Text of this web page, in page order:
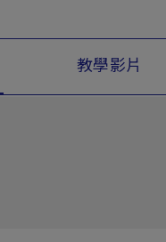
教學影片